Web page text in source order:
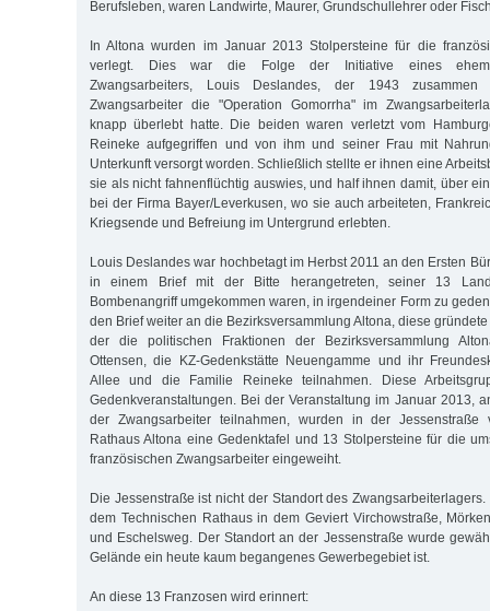
Berufsleben, waren Landwirte, Maurer, Grundschullehrer oder
In Altona wurden im Januar 2013 Stolpersteine für die
verlegt. Dies war die Folge der Initiative eines
Zwangsarbeiters, Louis Deslandes, der 1943
Zwangsarbeiter die "Operation Gomorrha" im
knapp überlebt hatte. Die beiden waren verletzt vom
Reineke aufgegriffen und von ihm und seiner Frau mit
Unterkunft versorgt worden. Schließlich stellte er ihnen eine
sie als nicht fahnenflüchtig auswies, und half ihnen damit, über
bei der Firma Bayer/Leverkusen, wo sie auch arbeiteten,
Kriegsende und Befreiung im Untergrund erlebten.
Louis Deslandes war hochbetagt im Herbst 2011 an den Ersten
in einem Brief mit der Bitte herangetreten, seiner 13
Bombenangriff umgekommen waren, in irgendeiner Form zu
den Brief weiter an die Bezirksversammlung Altona, diese
der die politischen Fraktionen der Bezirksversammlung
Ottensen, die KZ-Gedenkstätte Neuengamme und ihr
Allee und die Familie Reineke teilnahmen. Diese
Gedenkveranstaltungen. Bei der Veranstaltung im Januar 2013,
der Zwangsarbeiter teilnahmen, wurden in der Jessenstraße
Rathaus Altona eine Gedenktafel und 13 Stolpersteine für die
französischen Zwangsarbeiter eingeweiht.
Die Jessenstraße ist nicht der Standort des
dem Technischen Rathaus in dem Geviert Virchowstraße,
und Eschelsweg. Der Standort an der Jessenstraße wurde
Gelände ein heute kaum begangenes Gewerbegebiet ist.
An diese 13 Franzosen wird erinnert: